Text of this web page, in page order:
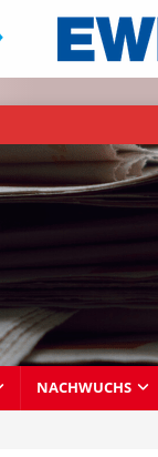
NACHWUCHS